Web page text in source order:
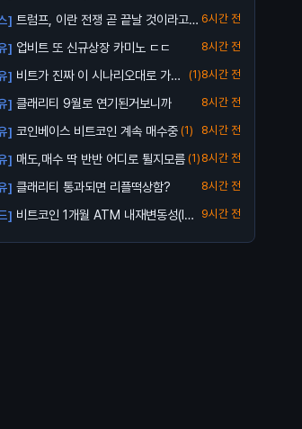
년,
서 모
충
난 다른거보다 리플이 어떻
게 될지 궁금함
김치 프리미엄 거의다
네요
임 소송...
] 트럼프, 이란 전쟁 곧 끝날 것이라고
전망
6시간 전
] 업비트 또 신규상장 카미노 ㄷㄷ 8시간 전
] 비트가 진짜 이 시나리오대로 가줄
까?
(1)8시간 전
] 클래리티 9월로 연기된거보니까 8시간 전
] 코인베이스 비트코인 계속 매수중 (1) 8시간 전
] 매도,매수 딱 반반 어디로 튈지모름 (1) 8시간 전
] 클래리티 통과되면 리플떡상함? 8시간 전
] 비트코인 1개월 ATM 내재변동성(IV):
9시간 전